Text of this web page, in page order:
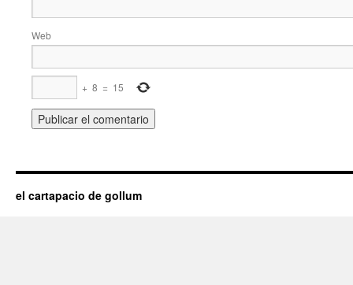
Web
+ 8 = 15
el cartapacio de gollum